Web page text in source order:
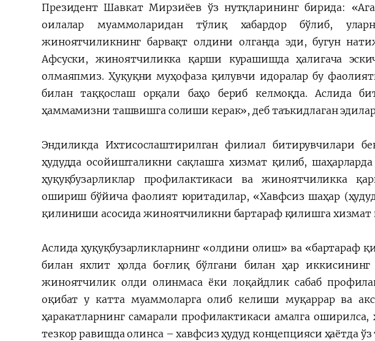
Президент Шавкат Мирзиёев ўз нутқларининг бирида:
оилалар муаммоларидан тўлиқ хабардор бўлиб,
жиноятчиликнинг барвақт олдини олганда эди, бугун
Афсуски, жиноятчиликка қарши курашишда ҳалигача
олмаяпмиз. Ҳуқуқни муҳофаза қилувчи идоралар бу
билан таққослаш орқали баҳо бериб келмоқда. Аслида
ҳаммамизни ташвишга солиши керак», деб таъкидлаган
Эндиликда Ихтисослаштирилган филиал битирувчилари
ҳудудда осойишталикни сақлашга хизмат қилиб,
ҳуқуқбузарликлар профилактикаси ва жиноятчиликка
ошириш бўйича фаолият юритадилар, «Хавфсиз шаҳар
қилиниши асосида жиноятчиликни бартараф қилишга хизмат
Аслида ҳуқуқбузарликларнинг «олдини олиш» ва «бартараф
билан яхлит ҳолда боғлиқ бўлгани билан ҳар
жиноятчилик олди олинмаса ёки лоқайдлик сабаб
оқибат у катта муаммоларга олиб келиши муқаррар ва
ҳаракатларнинг самарали профилактикаси амалга оширилса,
тезкор равишда олинса – хавфсиз ҳудуд концепцияси ҳаётда